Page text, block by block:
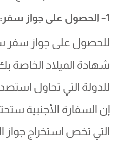
للحصول على جواز سفر
شهادة الميلاد الخاصة
للدولة التي تحاول
إن السفارة الأجنبية
التي تخص استخراج جواز